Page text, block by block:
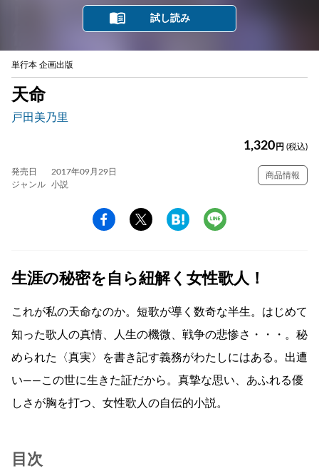
試し読み
単行本 企画出版
天命
戸田美乃里
1,320 円 (税込)
発売日
2017年09月29日
ジャンル
小説
商品情報
生涯の秘密を自ら紐解く女性歌人！
これが私の天命なのか。短歌が導く数奇な半生。はじめて
知った歌人の真情、人生の機微、戦争の悲惨さ・・・。秘
められた〈真実〉を書き記す義務がわたしにはある。出遭
い――この世に生きた証だから。真摯な思い、あふれる優
しさが胸を打つ、女性歌人の自伝的小説。
目次